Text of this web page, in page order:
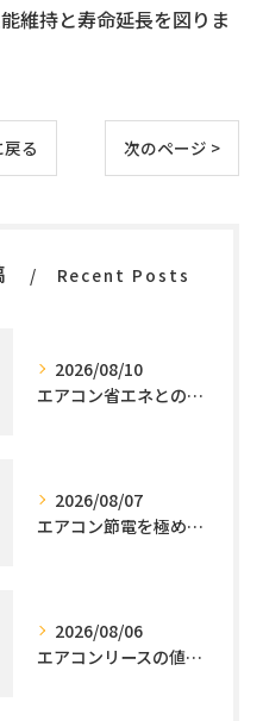
維持と寿命延長を図りま
る 次のページ >
Recent Posts
2026/08/10
エアコン省エネとの違いを東京都世田谷区で工事とともに徹底解説
2026/08/07
エアコン節電を極める施工技術
2026/08/06
エアコンリースの値段解説と利用メリット